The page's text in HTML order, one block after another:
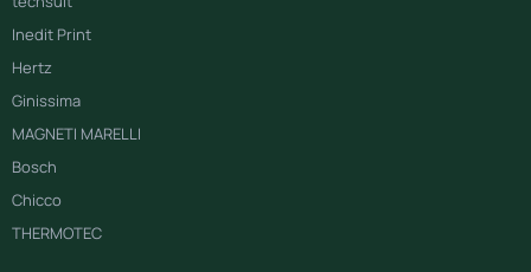
Inedit Print
Hertz
Ginissima
MAGNETI MARELLI
Bosch
Chicco
THERMOTEC